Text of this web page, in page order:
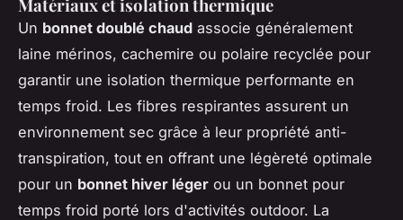
Matériaux et isolation thermique
Un bonnet doublé chaud associe généralement
laine mérinos, cachemire ou polaire recyclée pour
garantir une isolation thermique performante en
temps froid. Les fibres respirantes assurent un
environnement sec grâce à leur propriété anti-
transpiration, tout en offrant une légèreté optimale
pour un bonnet hiver léger ou un bonnet pour
temps froid porté lors d'activités outdoor. La